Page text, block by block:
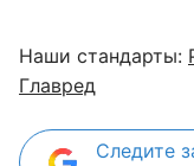
Наши стандарты:
Главред
Следите